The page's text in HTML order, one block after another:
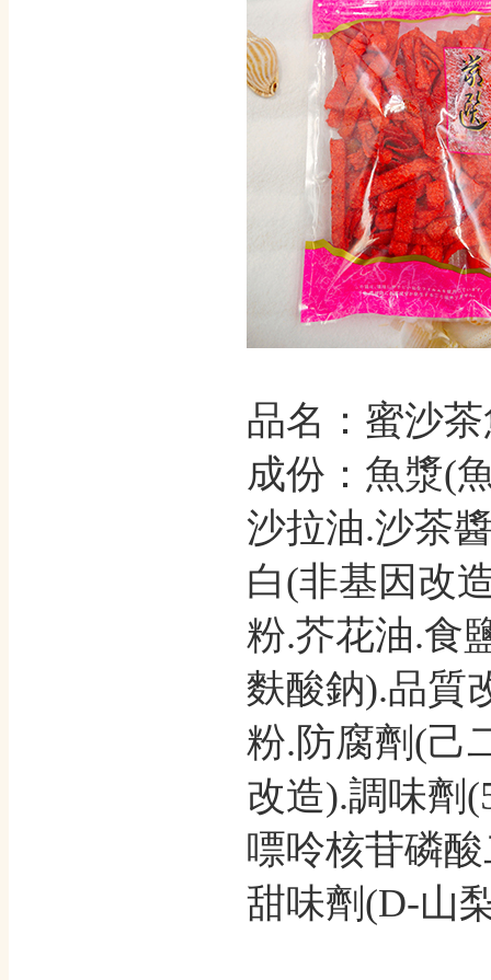
品名：蜜沙
成份：魚漿(
沙拉油.沙茶
白(非基因改
粉.芥花油.食
麩酸鈉).品質
粉.防腐劑(己
改造).調味劑
嘌呤核苷磷
甜味劑(D-山